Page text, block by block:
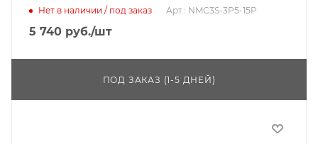
Нет в наличии / под заказ Арт.: NMC3S-3P5-15P
5 740 руб./шт
ПОД ЗАКАЗ (1-5 ДНЕЙ)